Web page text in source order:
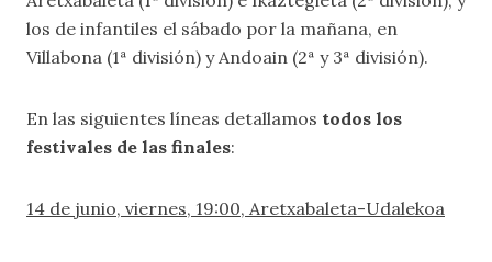
los de infantiles el sábado por la mañana, en
Villabona (1ª división) y Andoain (2ª y 3ª división).
En las siguientes líneas detallamos todos los
festivales de las finales:
14 de junio, viernes, 19:00, Aretxabaleta-Udalekoa